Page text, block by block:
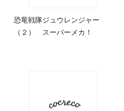
恐竜戦隊ジュウレンジャー
（２） スーパーメカ！